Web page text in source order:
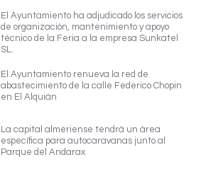
El Ayuntamiento ha adjudicado los servicios
de organización, mantenimiento y apoyo
técnico de la Feria a la empresa Sunkatel
SL.
El Ayuntamiento renueva la red de
abastecimiento de la calle Federico Chopin
en El Alquián
La capital almeriense tendrá un área
específica para autocaravanas junto al
Parque del Andarax